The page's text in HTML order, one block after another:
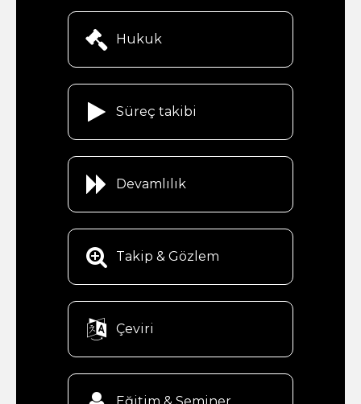
 Hukuk
 Süreç takibi
 Devamlılık
 Takip & Gözlem
 Çeviri